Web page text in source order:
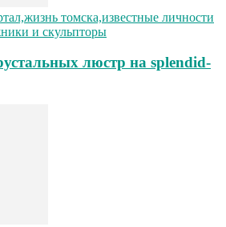
томска,известные личности
и скульпторы
люстр на splendid-